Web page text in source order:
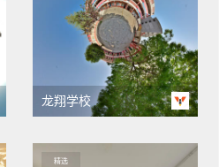
龙翔学校
精选